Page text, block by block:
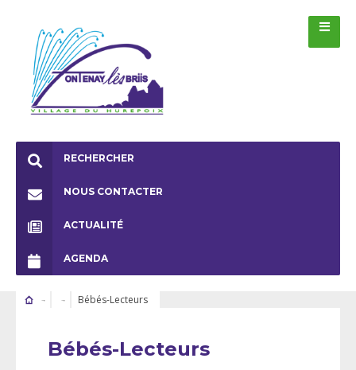
RECHERCHER
NOUS CONTACTER
ACTUALITÉ
AGENDA
Bébés-Lecteurs
Bébés-Lecteurs